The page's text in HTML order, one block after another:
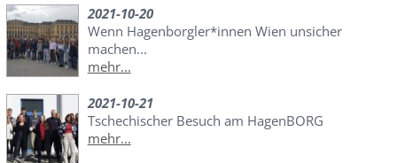
2021-10-20
Wenn Hagenborgler*innen Wien unsicher
machen...
mehr...
2021-10-21
Tschechischer Besuch am HagenBORG
mehr...